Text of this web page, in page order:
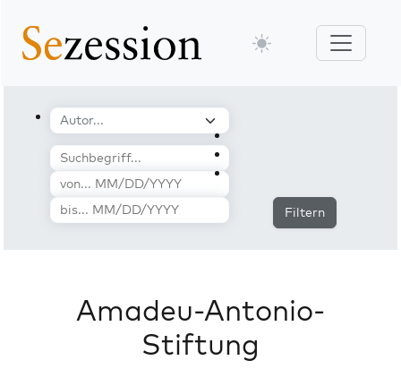
Filtern
Amadeu-Antonio-
Stiftung